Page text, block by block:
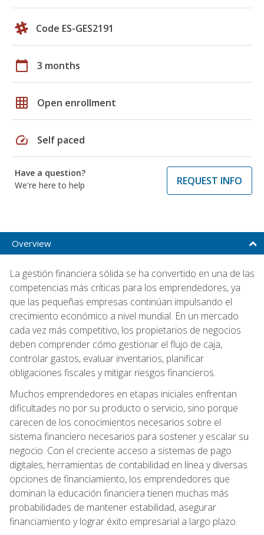
Code ES-GES2191
calendar_today 3 months
grid_on Open enrollment
speed Self paced
Have a question?
We're here to help
REQUEST INFO
Overview
La gestión financiera sólida se ha convertido en una de las
competencias más críticas para los emprendedores, ya
que las pequeñas empresas continúan impulsando el
crecimiento económico a nivel mundial. En un mercado
cada vez más competitivo, los propietarios de negocios
deben comprender cómo gestionar el flujo de caja,
controlar gastos, evaluar inventarios, planificar
obligaciones fiscales y mitigar riesgos financieros.
Muchos emprendedores en etapas iniciales enfrentan
dificultades no por su producto o servicio, sino porque
carecen de los conocimientos necesarios sobre el
sistema financiero necesarios para sostener y escalar su
negocio. Con el creciente acceso a sistemas de pago
digitales, herramientas de contabilidad en línea y diversas
opciones de financiamiento, los emprendedores que
dominan la educación financiera tienen muchas más
probabilidades de mantener estabilidad, asegurar
financiamiento y lograr éxito empresarial a largo plazo.